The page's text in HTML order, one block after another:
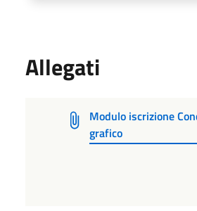
Allegati
Modulo iscrizione
grafico